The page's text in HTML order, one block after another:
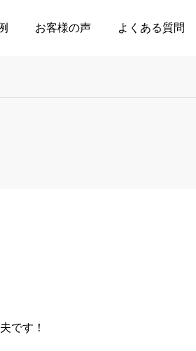
お客様の声 よくある質問
です！